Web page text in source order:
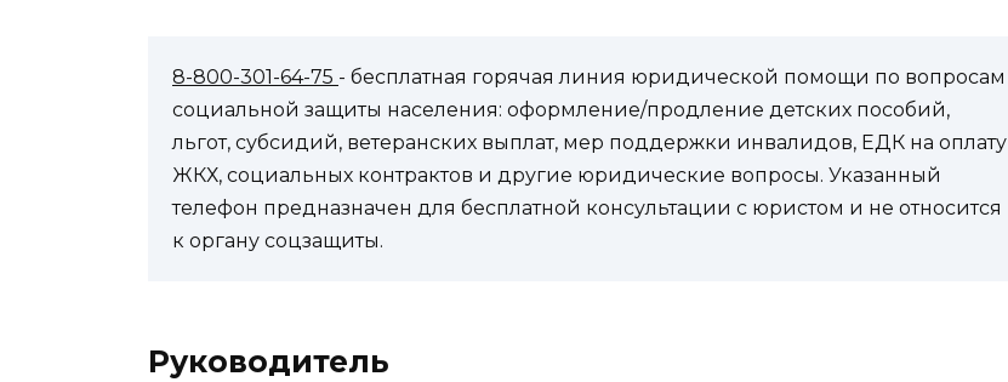
8-800-301-64-75 - бесплатная горячая линия юридической помощи по вопросам
социальной защиты населения: оформление/продление детских пособий,
льгот, субсидий, ветеранских выплат, мер поддержки инвалидов, ЕДК на оплату
ЖКХ, социальных контрактов и другие юридические вопросы. Указанный
телефон предназначен для бесплатной консультации с юристом и не относится
к органу соцзащиты.
Руководитель